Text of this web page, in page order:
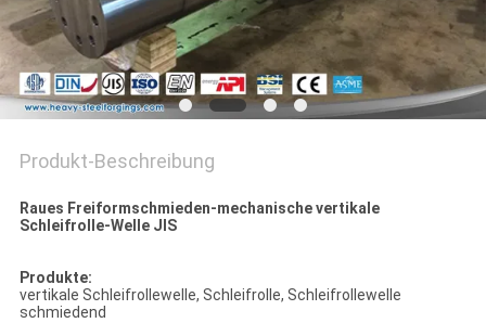
Produkt-Beschreibung
Raues Freiformschmieden-mechanische vertikale
Schleifrolle-Welle JIS
Produkte:
vertikale Schleifrollewelle, Schleifrolle, Schleifrollewelle
schmiedend